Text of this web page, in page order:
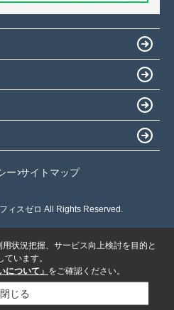
ー サイトマップ
ィスゼロ All Rights Reserved.
状況把握、サービス向上検討を目的と
います。
について」 をご確認ください。
閉じる